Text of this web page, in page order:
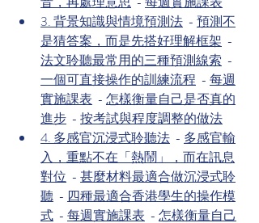
3. 背景知識與情境預測法
  -
預測不
是猜答案，而是先搭好理解框架
  -
法文聆聽最常用的三種預測線索
  -
一個可直接操作的訓練流程
  -
每週
實施課表
  -
怎樣衡量自己是否真的
進步
  -
按考試與程度調整的做法
4. 多感官沉浸式聆聽法
  -
多感官輸
入，重點不在「熱鬧」，而在訊息
對位
  -
甚麼材料最適合做沉浸式聆
聽
  -
四種最適合香港學生的操作模
式
  -
每週實施課表
  -
怎樣衡量自己